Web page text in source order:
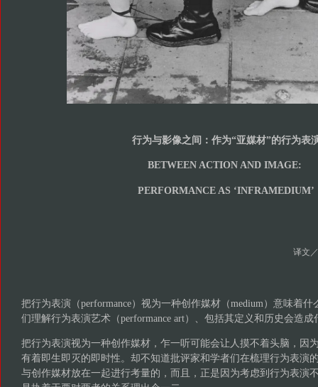
行为与影像之间：作为“亚媒材”的行为表
BETWEEN ACTION AND IMAGE:
PERFORMANCE AS ‘INFRAMEDIUM’
译文
把行为表演（performance）视为一种创作媒材（medium）意味着
们理解行为表演艺术（performance art）、包括其定义和历史会造成
把行为表演视为一种创作媒材，乍一听可能会让人摸不着头脑，因
有着即生即灭的即时性。却不知道批评家和学者们在梳理行为表演
与创作媒材放在一起进行考量的，而且，正是因为考虑到行为表演